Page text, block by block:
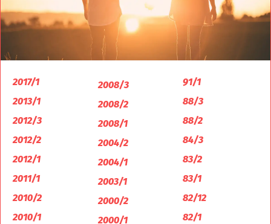
2017/1
2013/1
2012/3
2012/2
2012/1
2011/1
2010/2
2010/1
2008/3
2008/2
2008/1
2004/2
2004/1
2003/1
2000/2
2000/1
91/1
88/3
88/2
84/3
83/2
83/1
82/12
82/1